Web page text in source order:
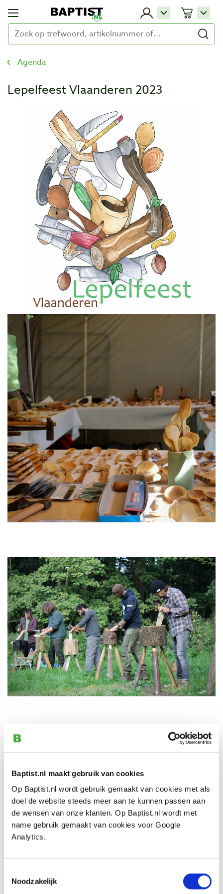
Baptist.nl maakt gebruik van cookies
Op Baptist.nl wordt gebruik gemaakt van cookies met als
doel de website steeds meer aan te kunnen passen aan
de wensen van onze klanten. Op Baptist.nl wordt met
name gebruik gemaakt van cookies voor Google
Analytics.
Noodzakelijk
Agenda
Lepelfeest Vlaanderen 2023
Na een succesvolle editie in 2022 is er ook dit jaar het
Lepelfeest Vlaanderen! Op21/22/23/24 september
2023is het Vlaamse Lepelfeest in Zedelgem. Een
weekend voor beginnende én ervaren lepelsnijders.
Iedereen met een hart voor het ambachtelijk snijden van
lepels en het werken met vers hout zal tijdens het
Vlaamse Lepelfeest een weekend lang kunnen proeven
en genieten van workshops en demo's. Zowel voor de
voor de ervaren lepelsnijder zullen er workshops op